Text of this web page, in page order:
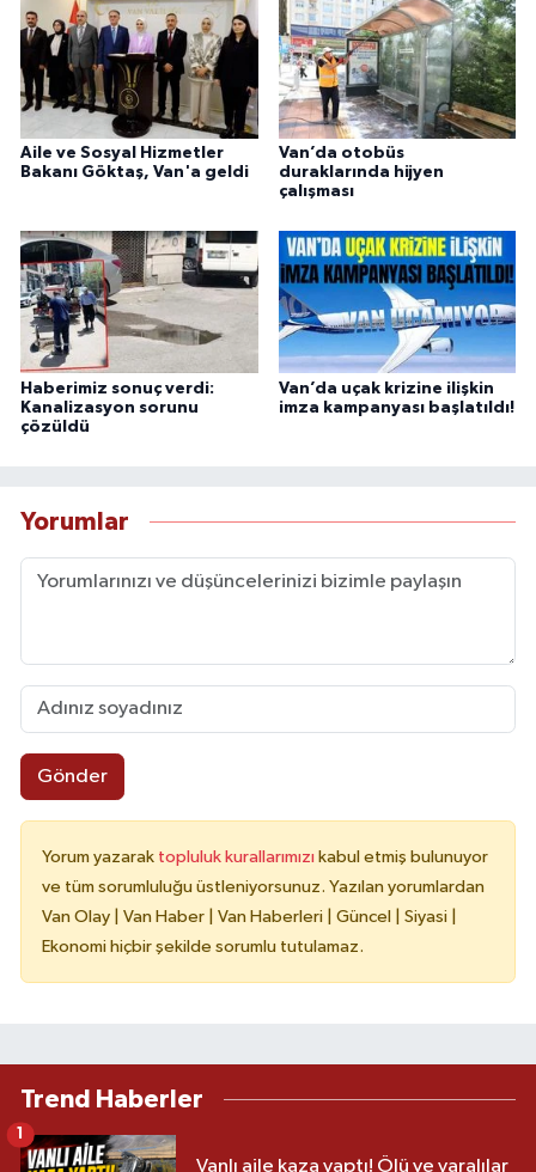
Aile ve Sosyal Hizmetler
Bakanı Göktaş, Van'a geldi
Van’da otobüs
duraklarında hijyen
çalışması
Haberimiz sonuç verdi:
Kanalizasyon sorunu
çözüldü
Van’da uçak krizine ilişkin
imza kampanyası başlatıldı!
Yorumlar
Gönder
Yorum yazarak topluluk kurallarımızı kabul etmiş bulunuyor
ve tüm sorumluluğu üstleniyorsunuz. Yazılan yorumlardan
Van Olay | Van Haber | Van Haberleri | Güncel | Siyasi |
Ekonomi hiçbir şekilde sorumlu tutulamaz.
Trend Haberler
Vanlı aile kaza yaptı! Ölü ve yaralılar